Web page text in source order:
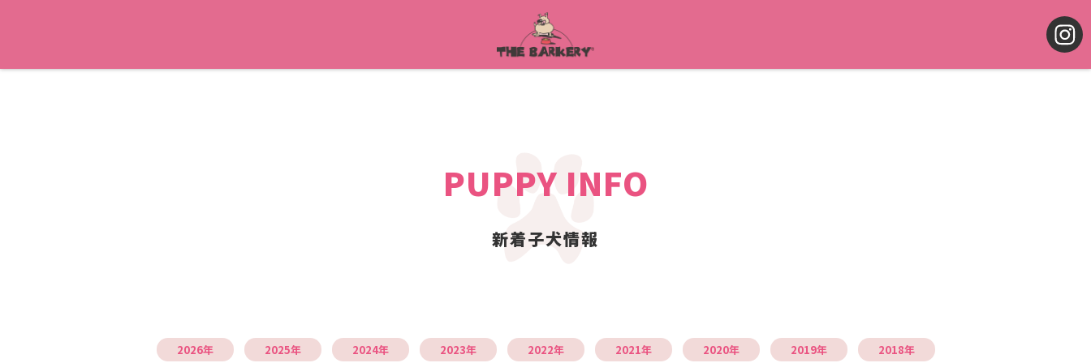
PUPPY INFO
新着子犬情報
2026年 2025年 2024年 2023年 2022年 2021年 2020年 2019年 2018年